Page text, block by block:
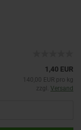
1,40 EUR
140,00 EUR pro kg
zzgl. Versand